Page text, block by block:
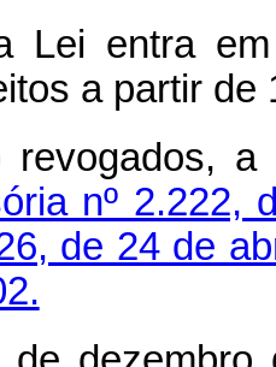
Lei entra
a partir de
revogados,
nº
de 24 de